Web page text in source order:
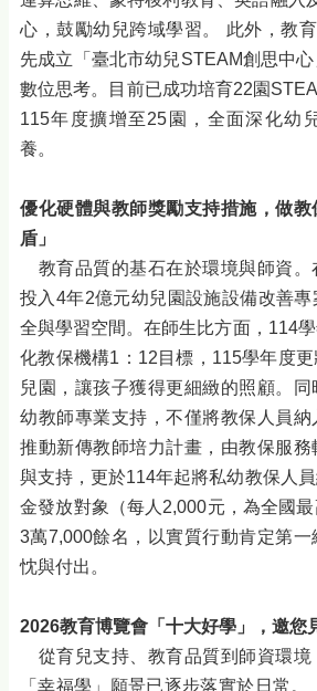
心，鼓勵幼兒跨域學習。 此外，教
先成立「臺北市幼兒STEAM創思中
數位思考。目前已成功培育22園
115年度擴增至25園，全面深化幼
養。
優化硬體與教師獎勵支持措施，做
盾」
教育品質的基石在於環境與師資。
投入4年2億元幼兒園設施設備改善
全與學習空間。在師生比方面，114
化教保機構1：12目標，115學年度
兒園，讓孩子獲得更細緻的照顧。
幼教師專業支持，不僅將教保人員
推動新傳教師培力計畫，由教保服
與支持，更於114年起將私幼教保人
金發放對象（每人2,000元，為全國
3萬7,000餘名，以實質行動肯定第
忱與付出。
2026教育博覽會「十大好學」，邀您
從育兒支持、教育品質到師資環境
「幸福學」願景已逐步落實於日常